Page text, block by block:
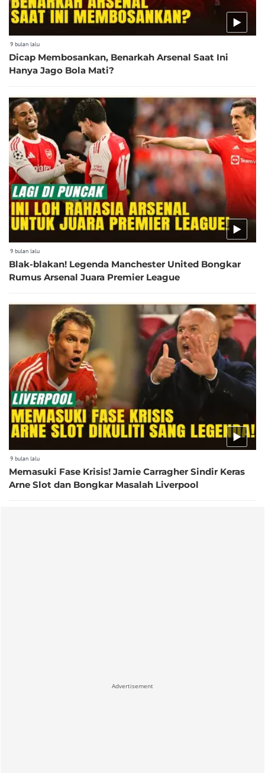
9 bulan lalu
Dicap Membosankan, Benarkah Arsenal Saat Ini
Hanya Jago Bola Mati?
9 bulan lalu
Blak-blakan! Legenda Manchester United Bongkar
Rumus Arsenal Juara Premier League
9 bulan lalu
Memasuki Fase Krisis! Jamie Carragher Sindir Keras
Arne Slot dan Bongkar Masalah Liverpool
Advertisement